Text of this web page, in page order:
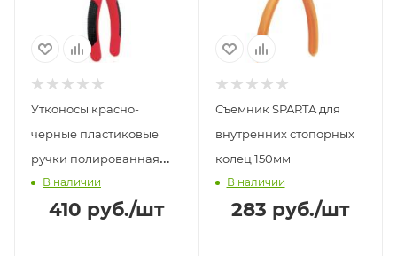
Утконосы красно-
черные пластиковые
ручки полированная
сталь 165мм Стандарт FIT
В наличии
410 руб./шт
Съемник SPARTA для
внутренних стопорных
колец 150мм
В наличии
283 руб./шт